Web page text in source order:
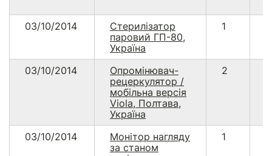
03/10/2014
Стерилізатор
паровий ГП-80,
Україна
1
03/10/2014
Опромінювач-
рецеркулятор /
мобільна версія
Viola, Полтава,
Україна
2
03/10/2014
Монітор нагляду
за станом
1